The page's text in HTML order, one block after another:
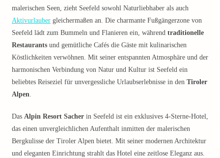
malerischen Seen, zieht Seefeld sowohl Naturliebhaber als auch
Aktivurlauber gleichermaßen an. Die charmante Fußgängerzone von
Seefeld lädt zum Bummeln und Flanieren ein, während traditionelle
Restaurants und gemütliche Cafés die Gäste mit kulinarischen
Köstlichkeiten verwöhnen. Mit seiner entspannten Atmosphäre und der
harmonischen Verbindung von Natur und Kultur ist Seefeld ein
beliebtes Reiseziel für unvergessliche Urlaubserlebnisse in den Tiroler
Alpen.
Das Alpin Resort Sacher in Seefeld ist ein exklusives 4-Sterne-Hotel,
das einen unvergleichlichen Aufenthalt inmitten der malerischen
Bergkulisse der Tiroler Alpen bietet. Mit seiner modernen Architektur
und eleganten Einrichtung strahlt das Hotel eine zeitlose Eleganz aus.